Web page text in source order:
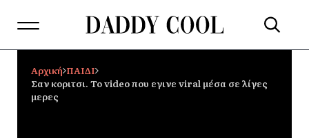
Αρχική ΠΑΙΔΙ
Σαν κοριτσι. Το video που εγινε viral μέσα σε λίγες
μερες